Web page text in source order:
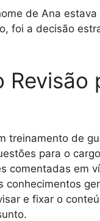
de Ana
foi a decisão
treinamento de
para o
comentadas em
conhecimentos
e fixar o